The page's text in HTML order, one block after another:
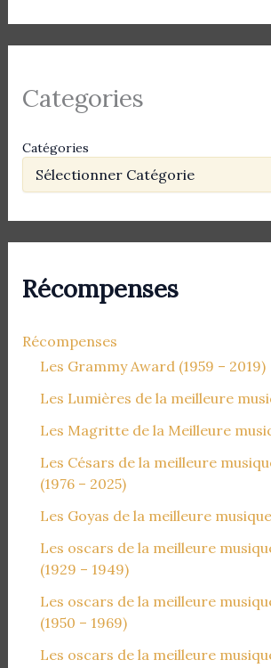
Categories
Catégories
Récompenses
Récompenses
Les Grammy Award (1959 – 2019)
Les Lumières de la meilleure
Les Magritte de la Meilleure
Les Césars de la meilleure
(1976 – 2025)
Les Goyas de la meilleure
Les oscars de la meilleure
(1929 – 1949)
Les oscars de la meilleure
(1950 – 1969)
Les oscars de la meilleure